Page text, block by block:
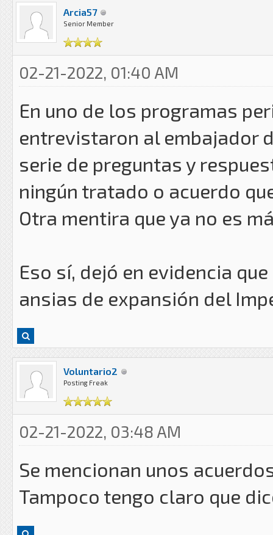
Arcia57
Senior Member
02-21-2022, 01:40 AM
En uno de los programas
entrevistaron al embajador
serie de preguntas y
ningún tratado o acuerdo
Otra mentira que ya no es
Eso sí, dejó en evidencia
ansias de expansión del
Voluntario2
Posting Freak
02-21-2022, 03:48 AM
Se mencionan unos
Tampoco tengo claro que